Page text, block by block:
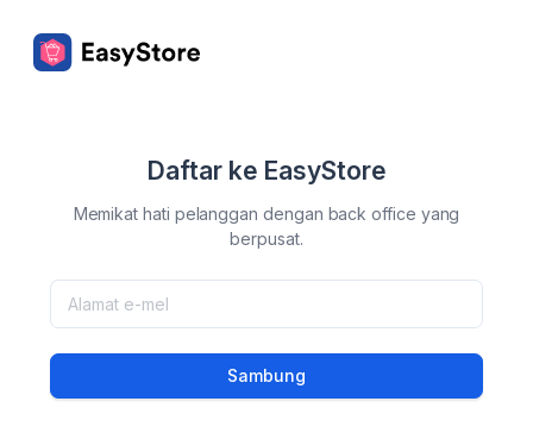
Daftar ke EasyStore
Memikat hati pelanggan dengan back office yang
berpusat.
Sambung